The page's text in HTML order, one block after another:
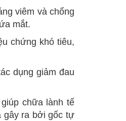
viêm và chống
mắt.
chứng khó tiêu,
dụng giảm đau
chữa lành tế
gây ra bởi gốc tự